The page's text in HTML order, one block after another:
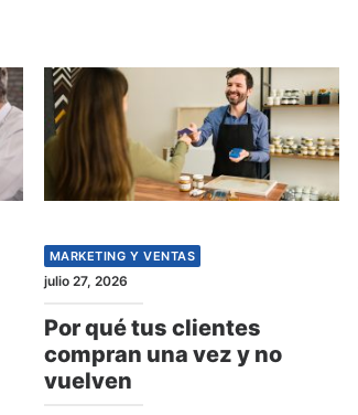
MARKETING Y VENTAS
julio 27, 2026
Por qué tus clientes
compran una vez y no
vuelven